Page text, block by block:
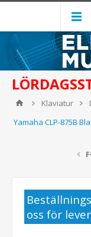
Klaviatur
Yamaha CLP-875B
oss för